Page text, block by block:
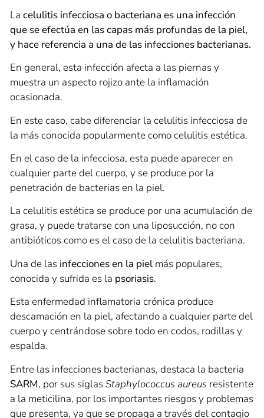
La celulitis infecciosa o bacteriana es una infección
que se efectúa en las capas más profundas de la piel,
y hace referencia a una de las infecciones bacterianas.
En general, esta infección afecta a las piernas y
muestra un aspecto rojizo ante la inflamación
ocasionada.
En este caso, cabe diferenciar la celulitis infecciosa de
la más conocida popularmente como celulitis estética.
En el caso de la infecciosa, esta puede aparecer en
cualquier parte del cuerpo, y se produce por la
penetración de bacterias en la piel.
La celulitis estética se produce por una acumulación de
grasa, y puede tratarse con una liposucción, no con
antibióticos como es el caso de la celulitis bacteriana.
Una de las infecciones en la piel más populares,
conocida y sufrida es la psoriasis.
Esta enfermedad inflamatoria crónica produce
descamación en la piel, afectando a cualquier parte del
cuerpo y centrándose sobre todo en codos, rodillas y
espalda.
Entre las infecciones bacterianas, destaca la bacteria
SARM, por sus siglasStaphylococcus aureus resistente
a la meticilina, por los importantes riesgos y problemas
que presenta, ya que se propaga a través del contagio